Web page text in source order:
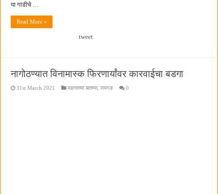
या गाडीचे …
Read More »
tweet
नागोठण्यात विनामास्क फिरणार्यांवर कारवाईचा बडगा
31st March 2021 महत्वाच्या बातम्या,रायगड 0